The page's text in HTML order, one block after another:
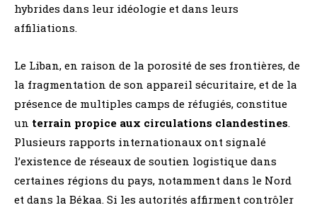
hybrides dans leur idéologie et dans leurs
affiliations.
Le Liban, en raison de la porosité de ses frontières, de
la fragmentation de son appareil sécuritaire, et de la
présence de multiples camps de réfugiés, constitue
un terrain propice aux circulations clandestines.
Plusieurs rapports internationaux ont signalé
l’existence de réseaux de soutien logistique dans
certaines régions du pays, notamment dans le Nord
et dans la Békaa. Si les autorités affirment contrôler